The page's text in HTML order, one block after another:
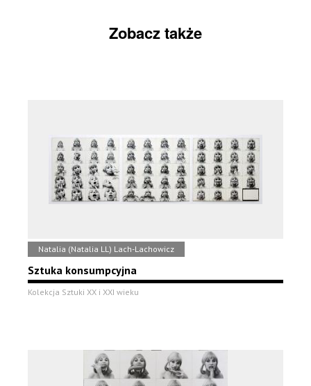
Zobacz także
Natalia (Natalia LL) Lach-Lachowicz
Sztuka konsumpcyjna
Kolekcja Sztuki XX i XXI wieku